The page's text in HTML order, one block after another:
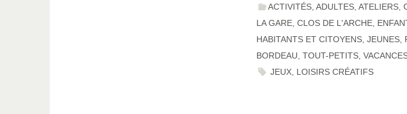
ACTIVITÉS ,ADULTES ,ATELIERS ,
LA GARE CLOS DE L'ARCHE
HABITANTS ET CITOYENS JEUNES
BORDEAU TOUT-PETITS
JEUX
LOISIRS CRÉATIFS